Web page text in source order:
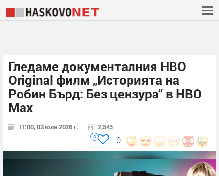
Гледаме документалния HBO
Original филм „Историята на
Робин Бърд: Без цензура“ в HBO
Max
11:00, 03 юли 2026 г. 2,545
0
0